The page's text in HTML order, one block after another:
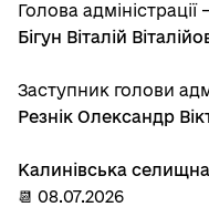
Голова адміністрації –
Бігун Віталій
Заступник голови
Резнік Олександр
Калинівська
📆 08.07.2026